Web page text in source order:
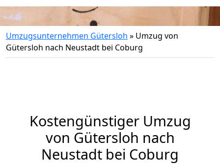
Umzugsunternehmen Gütersloh » Umzug von
Gütersloh nach Neustadt bei Coburg
Kostengünstiger Umzug
von Gütersloh nach
Neustadt bei Coburg